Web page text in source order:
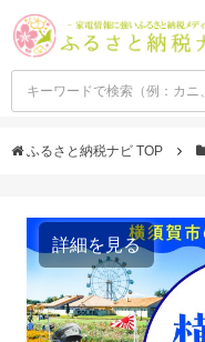
ふるさと納税ナビ TOP
詳細を見る